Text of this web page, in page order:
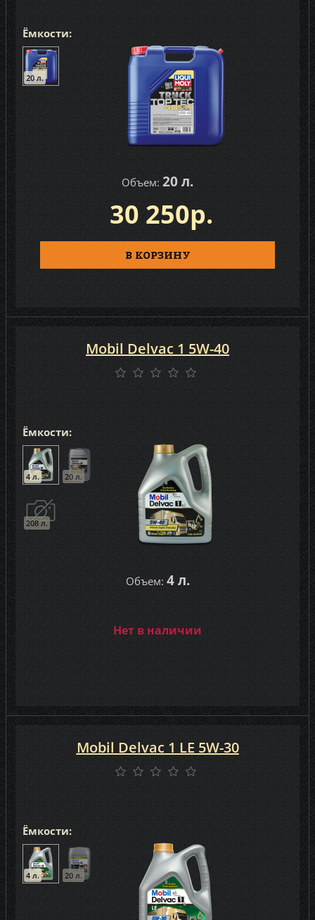
Ёмкости:
20 л.
Объем: 20 л.
30 250р.
В КОРЗИНУ
Ёмкости:
4 л. 20 л.
208 л.
Объем: 4 л.
Mobil Delvac 1 5W-40
Нет в наличии
Ёмкости:
4 л. 20 л.
Mobil Delvac 1 LE 5W-30